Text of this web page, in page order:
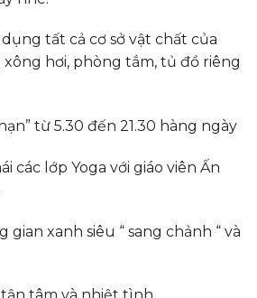
tất cả cơ sở vật chất của
hơi, phòng tắm, tủ đồ riêng
từ 5.30 đến 21.30 hàng ngày
các lớp Yoga với giáo viên Ấn
gian xanh siêu “ sang chảnh “ và